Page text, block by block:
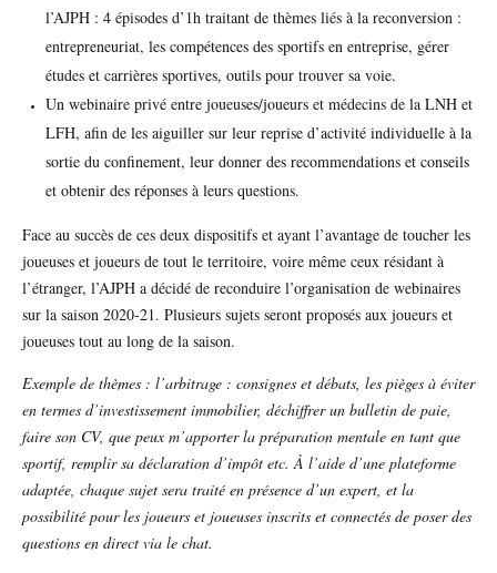
l’AJPH : 4 épisodes d’1h traitant de thèmes liés à la reconversion :
entrepreneuriat, les compétences des sportifs en entreprise, gérer
études et carrières sportives, outils pour trouver sa voie.
Un webinaire privé entre joueuses/joueurs et médecins de la LNH et
LFH, afin de les aiguiller sur leur reprise d’activité individuelle à la
sortie du confinement, leur donner des recommendations et conseils
et obtenir des réponses à leurs questions.
Face au succès de ces deux dispositifs et ayant l’avantage de toucher les
joueuses et joueurs de tout le territoire, voire même ceux résidant à
l’étranger, l’AJPH a décidé de reconduire l’organisation de webinaires
sur la saison 2020-21. Plusieurs sujets seront proposés aux joueurs et
joueuses tout au long de la saison.
Exemple de thèmes : l’arbitrage : consignes et débats, les pièges à éviter
en termes d’investissement immobilier, déchiffrer un bulletin de paie,
faire son CV, que peux m’apporter la préparation mentale en tant que
sportif, remplir sa déclaration d’impôt etc. À l’aide d’une plateforme
adaptée, chaque sujet sera traité en présence d’un expert, et la
possibilité pour les joueurs et joueuses inscrits et connectés de poser des
questions en direct via le chat.